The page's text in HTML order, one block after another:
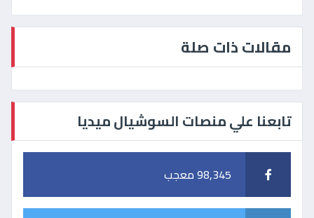
مقالات ذات صلة
تابعنا علي منصات السوشيال ميديا
98,345 معجب